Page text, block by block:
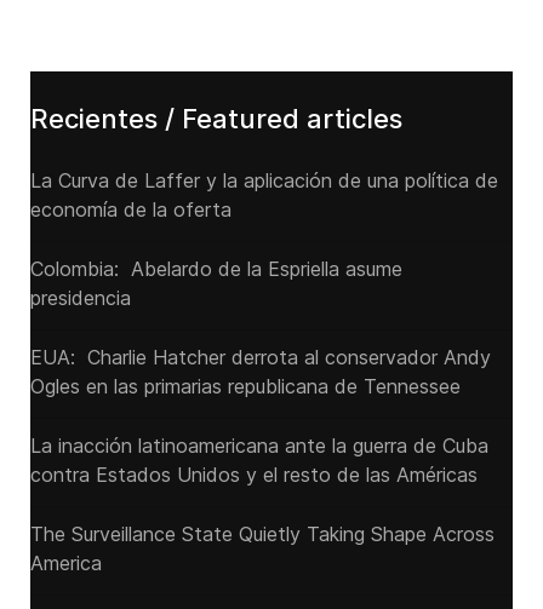
Recientes / Featured articles
La Curva de Laffer y la aplicación de una política de
economía de la oferta
Colombia: Abelardo de la Espriella asume
presidencia
EUA: Charlie Hatcher derrota al conservador Andy
Ogles en las primarias republicana de Tennessee
La inacción latinoamericana ante la guerra de Cuba
contra Estados Unidos y el resto de las Américas
The Surveillance State Quietly Taking Shape Across
America